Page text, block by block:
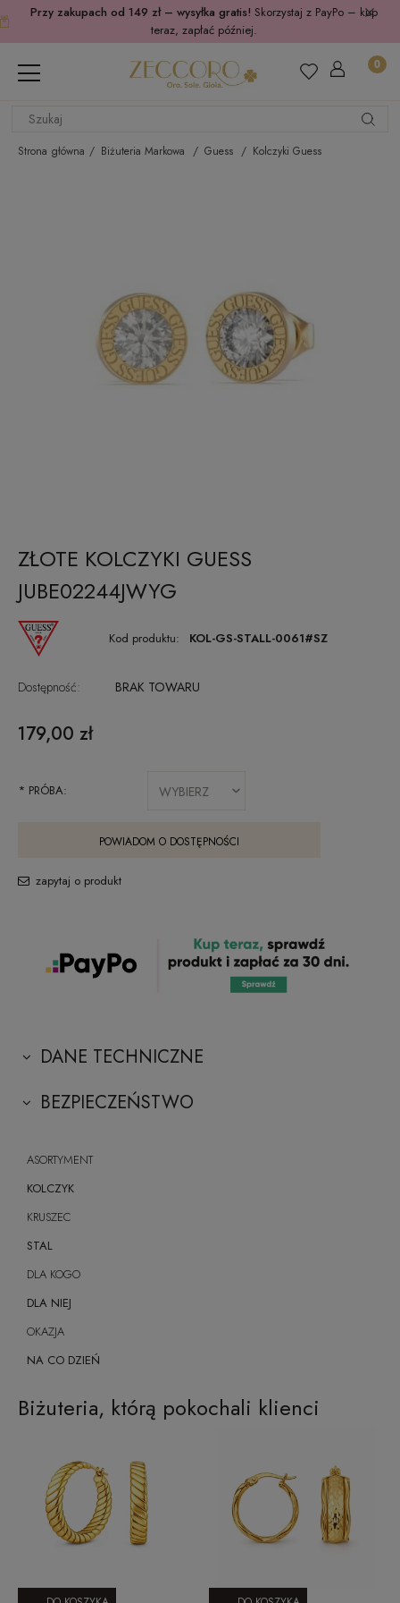
Przy zakupach od 149 zł – wysyłka gratis! Skorzystaj z PayPo – kup
teraz, zapłać później.
Strona główna Biżuteria Markowa Guess Kolczyki Guess
ZŁOTE KOLCZYKI GUESS
JUBE02244JWYG
Kod produktu: KOL-GS-STALL-0061#SZ
Dostępność: BRAK TOWARU
179,00 zł
* PRÓBA:
POWIADOM O DOSTĘPNOŚCI
zapytaj o produkt
DANE TECHNICZNE
BEZPIECZEŃSTWO
ASORTYMENT
KOLCZYK
KRUSZEC
STAL
DLA KOGO
DLA NIEJ
OKAZJA
NA CO DZIEŃ
Biżuteria, którą pokochali klienci